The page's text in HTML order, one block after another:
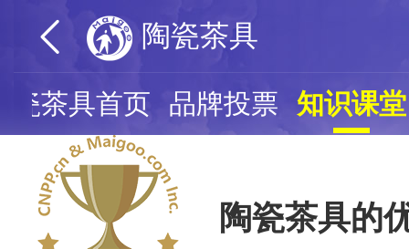
陶瓷茶具
瓷茶具首页 品牌投票 知识课堂
陶瓷茶具的